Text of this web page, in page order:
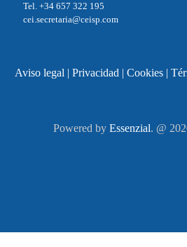
Tel. +34 657 322 195
cei.secretaria@ceisp.com
Aviso legal | Privacidad | Cookies|
Powered by Essenzial. @